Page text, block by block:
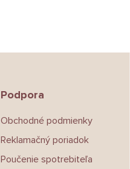
Podpora
Obchodné podmienky
Reklamačný poriadok
Poučenie spotrebiteľa